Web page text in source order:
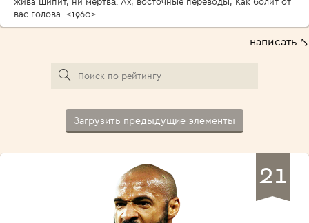
вас голова. <1960>
написать ⤣
Загрузить предыдущие элементы
21